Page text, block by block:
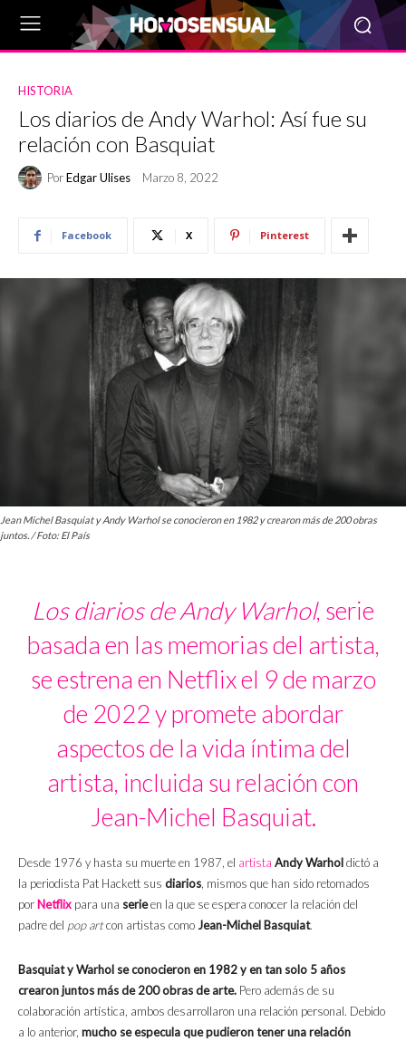
HISTORIA
Los diarios de Andy Warhol: Así fue su
relación con Basquiat
PorEdgar Ulises Marzo 8, 2022
Facebook X Pinterest
Jean Michel Basquiat y Andy Warhol se conocieron en 1982 y crearon más de 200 obras
juntos. / Foto: El País
Los diarios de Andy Warhol, serie
basada en las memorias del artista,
se estrena en Netflix el 9 de marzo
de 2022 y promete abordar
aspectos de la vida íntima del
artista, incluida su relación con
Jean-Michel Basquiat.
Desde 1976 y hasta su muerte en 1987, el artista Andy Warholdictó a
la periodista Pat Hackett sus diarios, mismos que han sido retomados
por Netflix para una serieen la que se espera conocer la relación del
padre del pop artcon artistas comoJean-Michel Basquiat.
Basquiat y Warhol se conocieron en 1982 y en tan solo 5 años
crearon juntos más de 200 obras de arte. Pero además de su
colaboración artística, ambos desarrollaron una relación personal. Debido
a lo anterior, mucho se especula que pudieron tener una relación